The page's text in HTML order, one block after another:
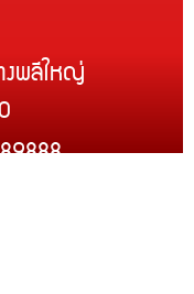
งพลีใหญ่